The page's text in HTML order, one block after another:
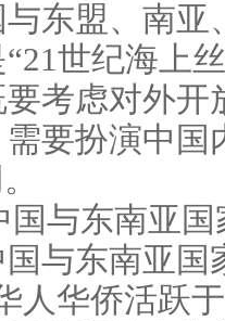
东盟、南亚
世纪海上
考虑对外
要扮演中国
国与东南亚
与东南亚国
人华侨活跃